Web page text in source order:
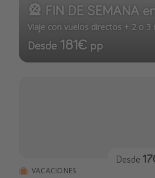
🎡 FIN DE SEMANA
Viaje con vuelos directos + 2 o
Desde 181€ pp
VACACIONES
Desde